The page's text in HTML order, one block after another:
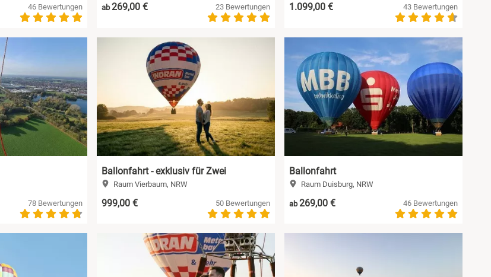
46 Bewertungen ab269,00 € 23 Bewertungen 1.099,00 € 43 Bewertungen
78 Bewertungen
Ballonfahrt - exklusiv für Zwei
Raum Vierbaum, NRW
999,00 € 50 Bewertungen
Ballonfahrt
Raum Duisburg, NRW
ab269,00 € 46 Bewertungen